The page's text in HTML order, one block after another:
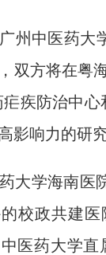
中医药大学
双方将在粤
疟疾防治中
影响力的研
学海南医院
校政共建
医药大学